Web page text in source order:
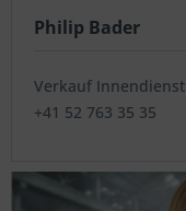
Philip Bader
Verkauf Innendienst
+41 52 763 35 35